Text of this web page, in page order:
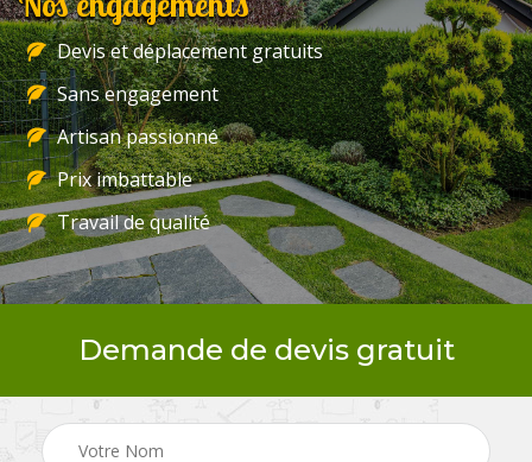
Devis et déplacement gratuits
Sans engagement
Artisan passionné
Prix imbattable
Travail de qualité
Demande de devis gratuit